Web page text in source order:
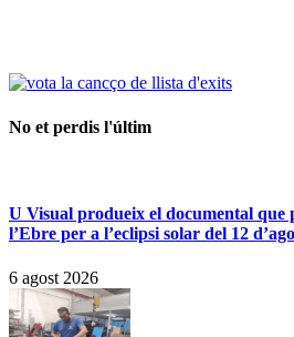
No et perdis l'últim
U Visual produeix el documental que
l’Ebre per a l’eclipsi solar del 12
6 agost 2026